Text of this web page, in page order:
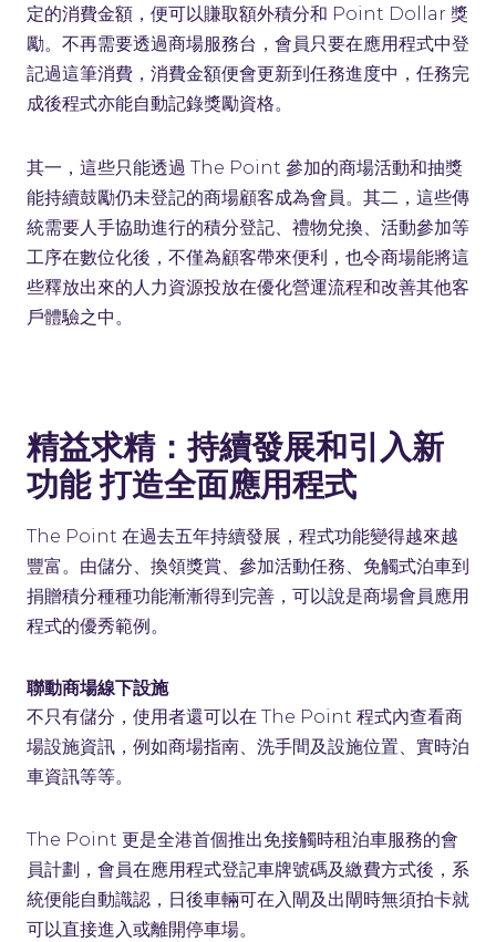
定的消費金額，便可以賺取額外積分和 Point Dollar 獎
勵。不再需要透過商場服務台，會員只要在應用程式中登
記過這筆消費，消費金額便會更新到任務進度中，任務完
成後程式亦能自動記錄獎勵資格。
其一，這些只能透過 The Point 參加的商場活動和抽獎
能持續鼓勵仍未登記的商場顧客成為會員。其二，這些傳
統需要人手協助進行的積分登記、禮物兌換、活動參加等
工序在數位化後，不僅為顧客帶來便利，也令商場能將這
些釋放出來的人力資源投放在優化營運流程和改善其他客
戶體驗之中。
精益求精：持續發展和引入新
功能 打造全面應用程式
The Point 在過去五年持續發展，程式功能變得越來越
豐富。由儲分、換領獎賞、參加活動任務、免觸式泊車到
捐贈積分種種功能漸漸得到完善，可以說是商場會員應用
程式的優秀範例。
聯動商場線下設施
不只有儲分，使用者還可以在 The Point 程式內查看商
場設施資訊，例如商場指南、洗手間及設施位置、實時泊
車資訊等等。
The Point 更是全港首個推出免接觸時租泊車服務的會
員計劃，會員在應用程式登記車牌號碼及繳費方式後，系
統便能自動識認，日後車輛可在入閘及出閘時無須拍卡就
可以直接進入或離開停車場。